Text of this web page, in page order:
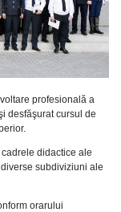
profesională a
desfăşurat cursul de
didactice ale
diverse subdiviziuni ale
orarului